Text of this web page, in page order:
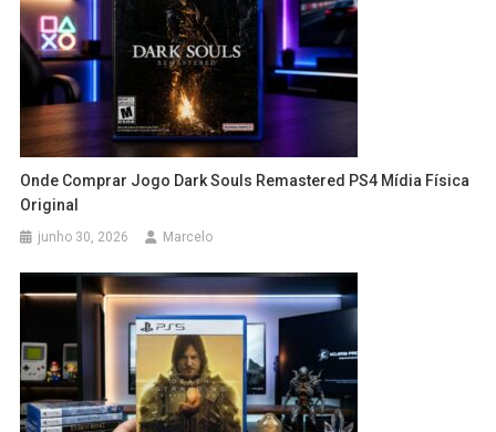
Onde Comprar Jogo Dark Souls Remastered PS4 Mídia Física
Original
junho 30, 2026 Marcelo